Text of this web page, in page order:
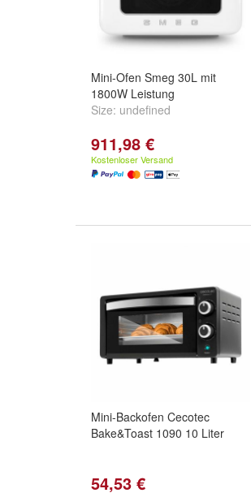
Mini-Ofen Smeg 30L mit
1800W Leistung
Size: undefined
911,98 €
Kostenloser Versand
Mini-Backofen Cecotec
Bake&Toast 1090 10 Liter
54,53 €